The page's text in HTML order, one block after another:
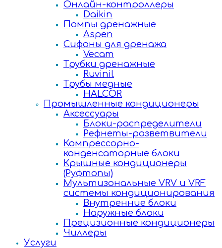
Онлайн-контроллеры
Daikin
Помпы дренажные
Aspen
Сифоны для дренажа
Vecam
Трубки дренажные
Ruvinil
Трубы медные
HALCOR
Промышленные кондиционеры
Аксессуары
Блоки-распределители
Рефнеты-разветвители
Компрессорно-
конденсаторные блоки
Крышные кондиционеры
(Руфтопы)
Мультизональные VRV и VRF
системы кондиционирования
Внутренние блоки
Наружные блоки
Прецизионные кондиционеры
Чиллеры
Услуги